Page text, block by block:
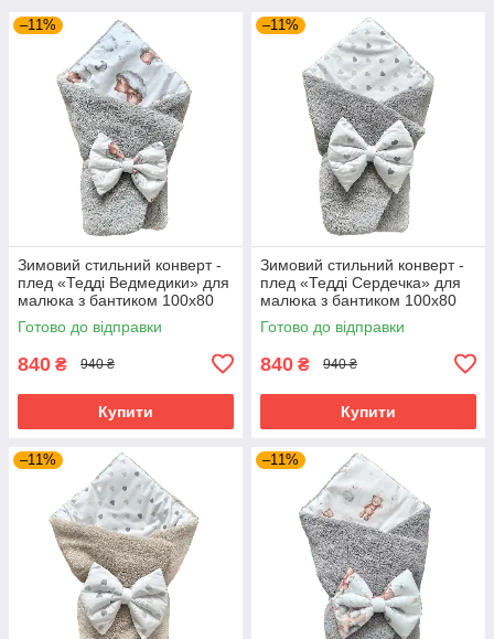
–11%
Зимовий стильний конверт -
плед «Тедді Ведмедики» для
малюка з бантиком 100х80
см BST Сірий з принтом
Готово до відправки
840 ₴ 940 ₴
Купити
–11%
Зимовий стильний конверт -
плед «Тедді Сердечка» для
малюка з бантиком 100х80
см BST Сірий з принтом
Готово до відправки
840 ₴ 940 ₴
Купити
–11% –11%